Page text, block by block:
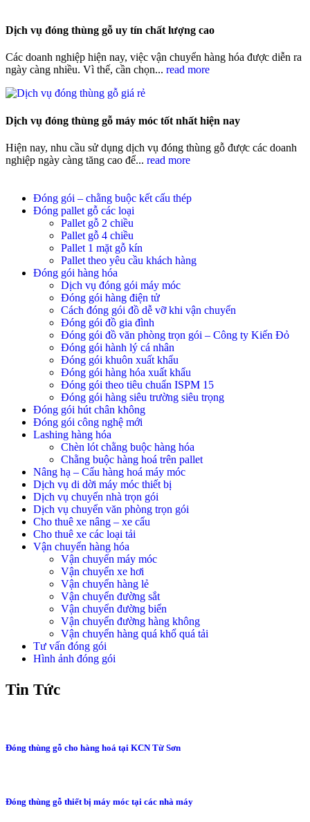
Dịch vụ đóng thùng gỗ uy tín chất lượng cao
Các doanh nghiệp hiện nay, việc vận chuyển hàng hóa được diễn ra
ngày càng nhiều. Vì thế, cần chọn... read more
Dịch vụ đóng thùng gỗ máy móc tốt nhất hiện nay
Hiện nay, nhu cầu sử dụng dịch vụ đóng thùng gỗ được các doanh
nghiệp ngày càng tăng cao để... read more
Đóng gói – chằng buộc kết cấu thép
Đóng pallet gỗ các loại
Pallet gỗ 2 chiều
Pallet gỗ 4 chiều
Pallet 1 mặt gỗ kín
Pallet theo yêu cầu khách hàng
Đóng gói hàng hóa
Dịch vụ đóng gói máy móc
Đóng gói hàng điện tử
Cách đóng gói đồ dễ vỡ khi vận chuyển
Đóng gói đồ gia đình
Đóng gói đồ văn phòng trọn gói – Công ty Kiến Đỏ
Đóng gói hành lý cá nhân
Đóng gói khuôn xuất khẩu
Đóng gói hàng hóa xuất khẩu
Đóng gói theo tiêu chuẩn ISPM 15
Đóng gói hàng siêu trường siêu trọng
Đóng gói hút chân không
Đóng gói công nghệ mới
Lashing hàng hóa
Chèn lót chằng buộc hàng hóa
Chằng buộc hàng hoá trên pallet
Nâng hạ – Cẩu hàng hoá máy móc
Dịch vụ di dời máy móc thiết bị
Dịch vụ chuyển nhà trọn gói
Dịch vụ chuyển văn phòng trọn gói
Cho thuê xe nâng – xe cẩu
Cho thuê xe các loại tải
Vận chuyển hàng hóa
Vận chuyển máy móc
Vận chuyển xe hơi
Vận chuyển hàng lẻ
Vận chuyển đường sắt
Vận chuyển đường biển
Vận chuyển đường hàng không
Vận chuyển hàng quá khổ quá tải
Tư vấn đóng gói
Hình ảnh đóng gói
Tin Tức
Đóng thùng gỗ cho hàng hoá tại KCN Từ Sơn
Đóng thùng gỗ thiết bị máy móc tại các nhà máy